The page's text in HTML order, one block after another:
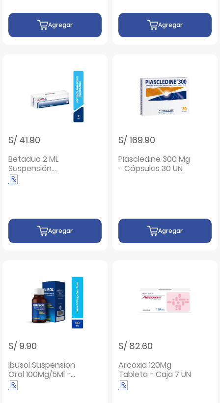
Agregar Agregar
S/ 41.90
Betaduo 2 ML
Suspensión
Inyectable - Caja 1
UN
Agregar
S/ 169.90
Piascledine 300 Mg
- Cápsulas 30 UN
Agregar
S/ 9.90
Ibusol Suspension
Oral 100Mg/5Ml -
Frasco 60 ML
S/ 82.60
Arcoxia 120Mg
Tableta - Caja 7 UN